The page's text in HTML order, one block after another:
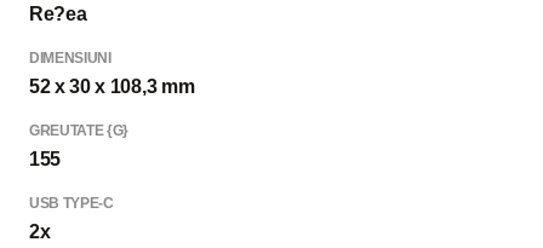
Re?ea
DIMENSIUNI
52 x 30 x 108,3 mm
GREUTATE {G}
155
USB TYPE-C
2x